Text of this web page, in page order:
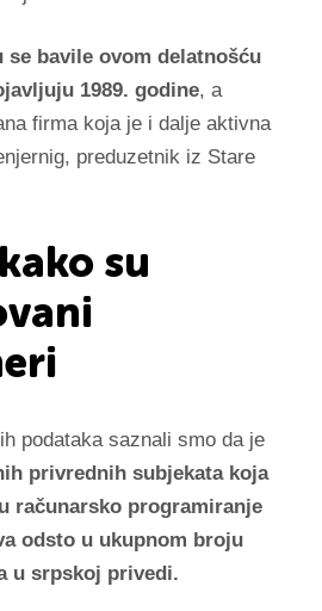
se bavile ovom delatnošću
1989. godine, a
firma koja je i dalje aktivna
preduzetnik iz Stare
su
podataka saznali smo da je
privrednih subjekata koja
računarsko programiranje
odsto u ukupnom broju
u srpskoj privedi.